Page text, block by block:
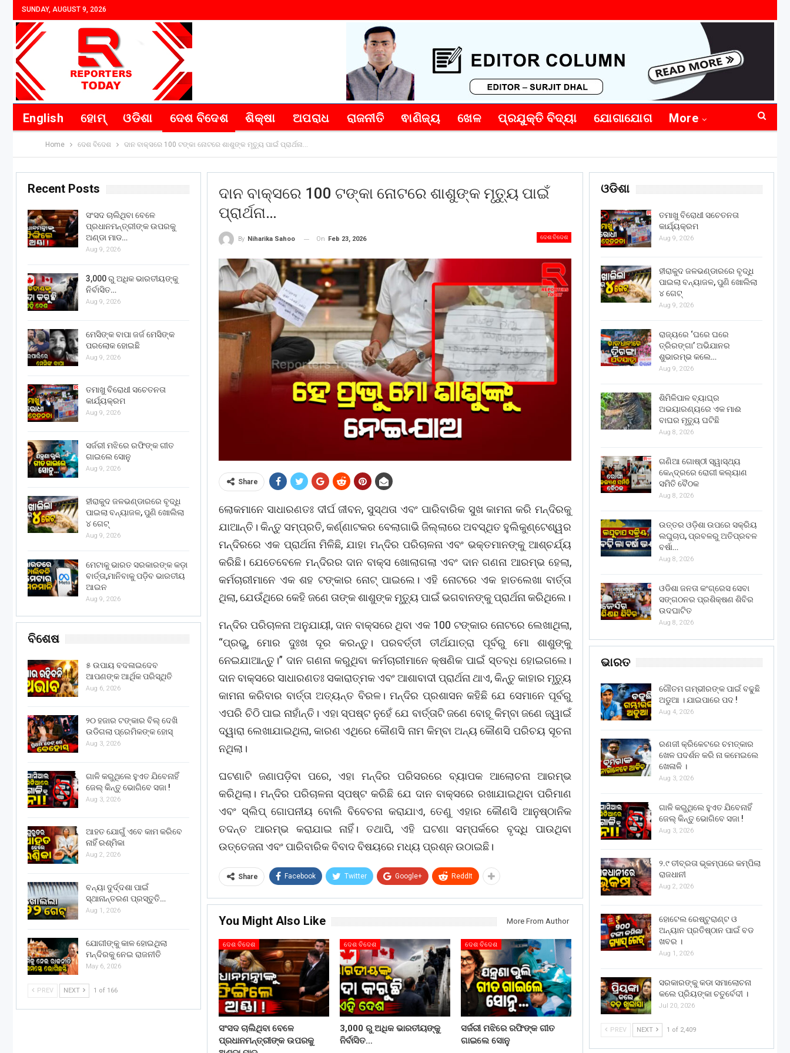
SUNDAY, AUGUST 9, 2026
English ହୋମ୍ ଓଡିଶା ଦେଶ ବିଦେଶ ଶିକ୍ଷା ଅପରାଧ ରାଜନୀତି ଵାଣିଜ୍ୟ ଖେଳ ପ୍ରଯୁକ୍ତି ବିଦ୍ୟା ଯୋଗାଯୋଗ More
Home ଦେଶ ବିଦେଶ ଦାନ ବାକ୍ସରେ 100 ଟଙ୍କା ନୋଟରେ ଶାଶୁଙ୍କ ମୃତ୍ୟୁ ପାଇଁ ପ୍ରାର୍ଥନା…
ଦାନ ବାକ୍ସରେ 100 ଟଙ୍କା ନୋଟରେ ଶାଶୁଙ୍କ ମୃତ୍ୟୁ ପାଇଁ
ପ୍ରାର୍ଥନା…
ଦେଶ ବିଦେଶ
By Niharika Sahoo On Feb 23, 2026
Share
ଲୋକମାନେ ସାଧାରଣତଃ ଦୀର୍ଘ ଜୀବନ, ​​ସୁସ୍ଥତା ଏବଂ ପାରିବାରିକ ସୁଖ କାମନା କରି ମନ୍ଦିରକୁ
ଯାଆନ୍ତି। କିନ୍ତୁ ସମ୍ପ୍ରତି, କର୍ଣ୍ଣାଟକର ବେଲାଗାଭି ଜିଲ୍ଲାରେ ଅବସ୍ଥିତ ହୁଲିକୁଣ୍ଟେଶ୍ୱର
ମନ୍ଦିରରେ ଏକ ପ୍ରାର୍ଥନା ମିଳିଛି, ଯାହା ମନ୍ଦିର ପରିଚାଳନା ଏବଂ ଭକ୍ତମାନଙ୍କୁ ଆଶ୍ଚର୍ଯ୍ୟ
କରିଛି। ଯେତେବେଳେ ମନ୍ଦିରର ଦାନ ବାକ୍ସ ଖୋଲାଗଲା ଏବଂ ଦାନ ଗଣନା ଆରମ୍ଭ ହେଲା,
କର୍ମଚାରୀମାନେ ଏକ ଶହ ଟଙ୍କାର ନୋଟ୍ ପାଇଲେ। ଏହି ନୋଟରେ ଏକ ହାତଲେଖା ବାର୍ତ୍ତା
ଥିଲା, ଯେଉଁଥିରେ କେହି ଜଣେ ତାଙ୍କ ଶାଶୁଙ୍କ ମୃତ୍ୟୁ ପାଇଁ ଭଗବାନଙ୍କୁ ପ୍ରାର୍ଥନା କରିଥିଲେ।
ମନ୍ଦିର ପରିଚାଳନା ଅନୁଯାୟୀ, ଦାନ ବାକ୍ସରେ ଥିବା ଏକ 100 ଟଙ୍କାର ନୋଟରେ ଲେଖାଥିଲା,
“ପ୍ରଭୁ, ମୋର ଦୁଃଖ ଦୂର କରନ୍ତୁ। ପରବର୍ତ୍ତୀ ତୀର୍ଥଯାତ୍ରା ପୂର୍ବରୁ ମୋ ଶାଶୁଙ୍କୁ
ନେଇଯାଆନ୍ତୁ।” ଦାନ ଗଣନା କରୁଥିବା କର୍ମଚାରୀମାନେ କ୍ଷଣିକ ପାଇଁ ସ୍ତବ୍ଧ ହୋଇଗଲେ।
ଦାନ ବାକ୍ସରେ ସାଧାରଣତଃ ସକାରାତ୍ମକ ଏବଂ ଆଶାବାଦୀ ପ୍ରାର୍ଥନା ଥାଏ, କିନ୍ତୁ କାହାର ମୃତ୍ୟୁ
କାମନା କରିବାର ବାର୍ତ୍ତା ଅତ୍ୟନ୍ତ ବିରଳ। ମନ୍ଦିର ପ୍ରଶାସନ କହିଛି ଯେ ସେମାନେ ପୂର୍ବରୁ
ଏପରି ଚିଠି ପାଇ ନାହାଁନ୍ତି। ଏହା ସ୍ପଷ୍ଟ ନୁହେଁ ଯେ ବାର୍ତ୍ତାଟି ଜଣେ ବୋହୂ କିମ୍ବା ଜଣେ ଜ୍ୱାଇଁ
ଦ୍ୱାରା ଲେଖାଯାଇଥିଲା, କାରଣ ଏଥିରେ କୌଣସି ନାମ କିମ୍ବା ଅନ୍ୟ କୌଣସି ପରିଚୟ ସୂଚନା
ନଥିଲା।
ଘଟଣାଟି ଜଣାପଡ଼ିବା ପରେ, ଏହା ମନ୍ଦିର ପରିସରରେ ବ୍ୟାପକ ଆଲୋଚନା ଆରମ୍ଭ
କରିଥିଲା। ମନ୍ଦିର ପରିଚାଳନା ସ୍ପଷ୍ଟ କରିଛି ଯେ ଦାନ ବାକ୍ସରେ ରଖାଯାଇଥିବା ପରିମାଣ
ଏବଂ ସ୍ଲିପ୍ ଗୋପନୀୟ ବୋଲି ବିବେଚନା କରାଯାଏ, ତେଣୁ ଏହାର କୌଣସି ଆନୁଷ୍ଠାନିକ
ତଦନ୍ତ ଆରମ୍ଭ କରାଯାଇ ନାହିଁ। ତଥାପି, ଏହି ଘଟଣା ସମ୍ପର୍କରେ ବୃଦ୍ଧି ପାଉଥିବା
ଉତ୍ତେଜନା ଏବଂ ପାରିବାରିକ ବିବାଦ ବିଷୟରେ ମଧ୍ୟ ପ୍ରଶ୍ନ ଉଠାଇଛି।
Share Facebook Twitter Google+ ReddIt
You Might Also Like More From Author
ଦେଶ ବିଦେଶ
ସଂସଦ ଚାଲିଥିବା ବେଳେ
ପ୍ରଧାନମନ୍ତ୍ରୀଙ୍କ ଉପରକୁ
ଦେଶ ବିଦେଶ
3,000 ରୁ ଅଧିକ ଭାରତୀୟଙ୍କୁ
ନିର୍ବାସିତ…
ଦେଶ ବିଦେଶ
ସର୍ଜରୀ ମଝିରେ ରଫିଙ୍କ ଗୀତ
ଗାଇଲେ ସୋନୁ
ଓଡିଶା
ତମାଖୁ ବିରୋଧୀ ସଚେତନତା
କାର୍ଯ୍ୟକ୍ରମ
Aug 9, 2026
ହୀରାକୁଦ ଜଳଭଣ୍ଡାରରେ ବୃଦ୍ଧି
ପାଇଲା ବନ୍ୟାଜଳ, ପୁଣି ଖୋଲିଲା
୪ ଗେଟ୍
Aug 9, 2026
ରାଜ୍ୟରେ ‘ଘରେ ଘରେ
ତ୍ରିରଙ୍ଗା’ ଅଭିଯାନର
ଶୁଭାରମ୍ଭ କଲେ…
Aug 9, 2026
ଶିମିଳିପାଳ ବ୍ୟାଘ୍ର
ଅଭୟାରଣ୍ୟରେ ଏକ ମାଈ
ବାଘର ମୃତ୍ୟୁ ଘଟିଛି
Aug 8, 2026
ଗଣିଆ ଗୋଷ୍ଠୀ ସ୍ୱାସ୍ଥ୍ୟ
କେନ୍ଦ୍ରରେ ରୋଗୀ କଲ୍ୟାଣ
ସମିତି ବୈଠକ
Aug 8, 2026
ଉତ୍ତର ଓଡ଼ିଶା ଉପରେ ସକ୍ରିୟ
ଲଘୁଚାପ, ପ୍ରବଳରୁ ଅତିପ୍ରବଳ
ବର୍ଷା…
Aug 8, 2026
ଓଡିଶା ଜନତା କଂଗ୍ରେସ ସେବା
ସଙ୍ଗଠନର ପ୍ରଶିକ୍ଷଣ ଶିବିର
ଉଦଘାଟିତ
Aug 8, 2026
ଭାରତ
ଗୌତମ ଗମ୍ଭୀରଙ୍କ ପାଇଁ ବଢୁଛି
ଅଡୁଆ । ଯାଇପାରେ ପଦ !
Aug 4, 2026
ରଣଜୀ କ୍ରିକେଟରେ ଚମତ୍କାର
ଖେଳ ପଦର୍ଶନ କରି ନା କମେଇଲେ
ଖେଳାଳି ।
Aug 3, 2026
ଗାଳି କରୁଥିଲେ ହୁଏତ ଯିବେନାହିଁ
ଜେଲ୍ କିନ୍ତୁ ଭୋଗିବେ ସଜା !
Aug 3, 2026
୨.୯ ତୀବ୍ରତା ଭୂକମ୍ପରେ କମ୍ପିଲା
ରାଜଧାନୀ
Aug 2, 2026
ହୋଟେଲ ରେଷ୍ଟୁରାଣ୍ଟ ଓ
ଅନ୍ୟାନ ପ୍ରତିଷ୍ଠାନ ପାଇଁ ବଡ
ଖବର ।
Aug 1, 2026
ସରକାରଙ୍କୁ କଡା ସମାଲୋଚନା
କଲେ ପ୍ରିୟଙ୍କା ଚତୁର୍ବେଦୀ ।
Jul 20, 2026
PREV NEXT 1 of 2,409
Recent Posts
ସଂସଦ ଚାଲିଥିବା ବେଳେ
ପ୍ରଧାନମନ୍ତ୍ରୀଙ୍କ ଉପରକୁ
ଅଣ୍ଡା ମାଡ…
Aug 9, 2026
3,000 ରୁ ଅଧିକ ଭାରତୀୟଙ୍କୁ
ନିର୍ବାସିତ…
Aug 9, 2026
ମେସିଙ୍କ ବାପା ଜର୍ଜ ମେସିଙ୍କ
ପରଲୋକ ହୋଇଛି
Aug 9, 2026
ତମାଖୁ ବିରୋଧୀ ସଚେତନତା
କାର୍ଯ୍ୟକ୍ରମ
Aug 9, 2026
ସର୍ଜରୀ ମଝିରେ ରଫିଙ୍କ ଗୀତ
ଗାଇଲେ ସୋନୁ
Aug 9, 2026
ହୀରାକୁଦ ଜଳଭଣ୍ଡାରରେ ବୃଦ୍ଧି
ପାଇଲା ବନ୍ୟାଜଳ, ପୁଣି ଖୋଲିଲା
୪ ଗେଟ୍
Aug 9, 2026
ମେଟାକୁ ଭାରତ ସରକାରଙ୍କ କଡ଼ା
ବାର୍ତ୍ତା,ମାନିବାକୁ ପଡ଼ିବ ଭାରତୀୟ
ଆଇନ
Aug 9, 2026
ବିଶେଷ
୫ ଉପାୟ ବଦଳାଇଦେବ
ଆପଣଙ୍କ ଆର୍ଥିକ ପରିସ୍ଥିତି
Aug 6, 2026
୨୦ ହଜାର ଟଙ୍କାର ବିଲ୍ ଦେଖି
ଉଡିଗଲା ପ୍ରେମିକଙ୍କ ହୋସ୍
Aug 3, 2026
ଗାଳି କରୁଥିଲେ ହୁଏତ ଯିବେନାହିଁ
ଜେଲ୍ କିନ୍ତୁ ଭୋଗିବେ ସଜା !
Aug 3, 2026
ଆହତ ଯୋଗୁଁ ଏବେ କାମ କରିବେ
ନାହିଁ ରଶ୍ମିକା
Aug 2, 2026
ବନ୍ୟା ଦୁର୍ଦ୍ଦଶା ପାଇଁ
ସ୍ଥାନାନ୍ତରଣ ପ୍ରସ୍ତୁତି…
Aug 1, 2026
ଯୋଗୀଙ୍କୁ କାଳ ହୋଇଥିଲା
ମନ୍ଦିରକୁ ନେଇ ରାଜନୀତି
May 6, 2026
PREV NEXT 1 of 166